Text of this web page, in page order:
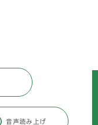
音声読み上げ
消防
のお知らせ
ついて（平成27年5月か